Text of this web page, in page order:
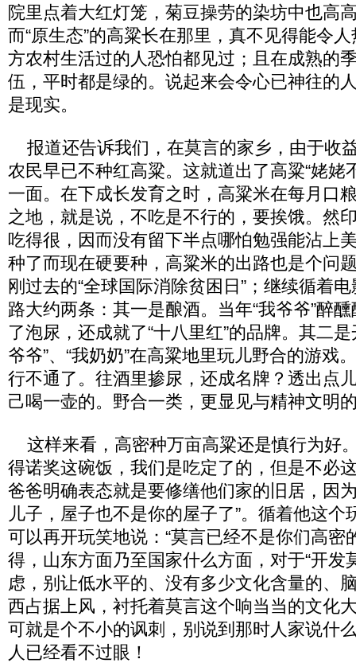
院里点着大红灯笼，菊豆操劳的染坊中也高
而“原生态”的高粱长在那里，真不见得能令
方农村生活过的人恐怕都见过；且在成熟的
伍，平时都是绿的。说起来会令心已神往的
是现实。
报道还告诉我们，在莫言的家乡，由于收
农民早已不种红高粱。这就道出了高粱“姥姥
一面。在下成长发育之时，高粱米在每月口
之地，就是说，不吃是不行的，要挨饿。然
吃得很，因而没有留下半点哪怕勉强能沾上
种了而现在硬要种，高粱米的出路也是个问
刚过去的“全球国际消除贫困日”；继续循着
路大约两条：其一是酿酒。当年“我爷爷”醉
了泡尿，还成就了“十八里红”的品牌。其二
爷爷”、“我奶奶”在高粱地里玩儿野合的游戏
行不通了。往酒里掺尿，还成名牌？透出点
己喝一壶的。野合一类，更显见与精神文明
这样来看，高密种万亩高粱还是慎行为好
得诺奖这碗饭，我们是吃定了的，但是不必
爸爸明确表态就是要修缮他们家的旧居，因
儿子，屋子也不是你的屋子了”。循着他这个
可以再开玩笑地说：“莫言已经不是你们高密
得，山东方面乃至国家什么方面，对于“开发
虑，别让低水平的、没有多少文化含量的、
西占据上风，衬托着莫言这个响当当的文化
可就是个不小的讽刺，别说到那时人家说什
人已经看不过眼！